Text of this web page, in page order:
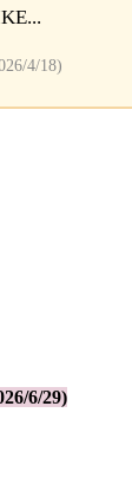
4/18)
6/29)